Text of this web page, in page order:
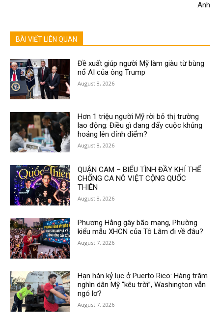
Anh
BÀI VIẾT LIÊN QUAN
Đề xuất giúp người Mỹ làm giàu từ bùng
nổ AI của ông Trump
August 8, 2026
Hơn 1 triệu người Mỹ rời bỏ thị trường
lao động: Điều gì đang đẩy cuộc khủng
hoảng lên đỉnh điểm?
August 8, 2026
QUẬN CAM – BIỂU TÌNH ĐẦY KHÍ THẾ
CHỐNG CA NÔ VIỆT CỘNG QUỐC
THIÊN
August 8, 2026
Phương Hằng gây bão mạng, Phường
kiểu mẫu XHCN của Tô Lâm đi về đâu?
August 7, 2026
Hạn hán kỷ lục ở Puerto Rico: Hàng trăm
nghìn dân Mỹ “kêu trời”, Washington vẫn
ngó lơ?
August 7, 2026